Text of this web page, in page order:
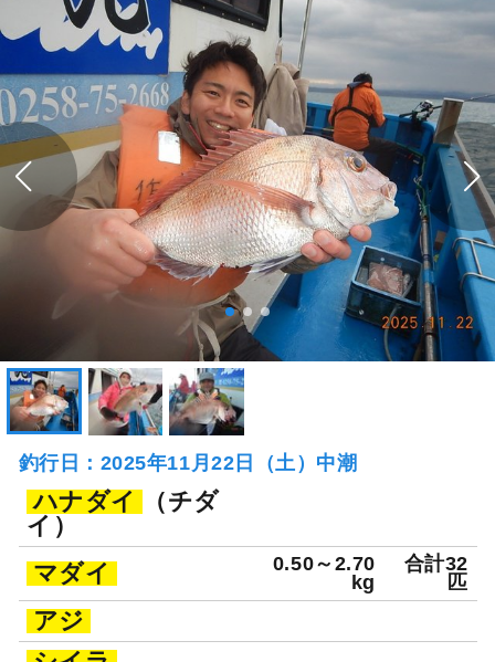
釣行日：2025年11月22日（土）中潮
ハナダイ
（チダ
イ）
マダイ
0.50～2.70
kg
合計32
匹
アジ